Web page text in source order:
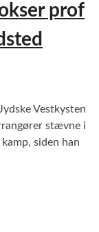
prof
Vestkysten
stævne i
siden han